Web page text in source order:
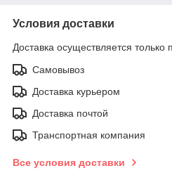
Условия доставки
Доставка осуществляется только
Самовывоз
Доставка курьером
Доставка почтой
Транспортная компания
Все условия доставки